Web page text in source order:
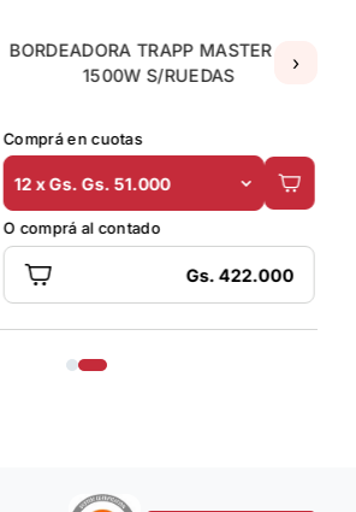
TRAPP MASTER AT-
S/RUEDAS
51.000
Gs. 422.000
12 x Gs.
›